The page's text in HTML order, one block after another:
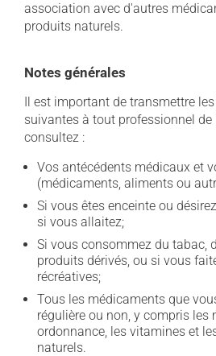
association avec d'autres
produits naturels.
Notes générales
Il est important de transmettre
suivantes à tout professionnel
consultez :
Vos antécédents médicaux et
(médicaments, aliments ou
Si vous êtes enceinte ou
si vous allaitez;
Si vous consommez du tabac,
produits dérivés, ou si vous
récréatives;
Tous les médicaments que
régulière ou non, y compris les
ordonnance, les vitamines et
naturels.